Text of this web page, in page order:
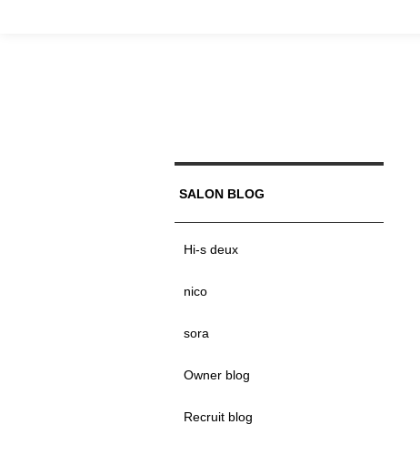
SALON BLOG
Hi-s deux
nico
sora
Owner blog
Recruit blog